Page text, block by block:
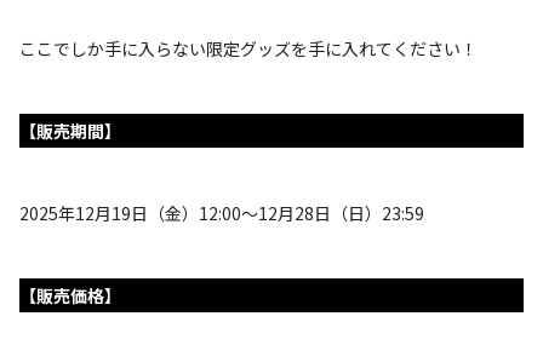
ここでしか手に入らない限定グッズを手に入れてください！
【販売期間】
2025年12月19日（金）12:00～12月28日（日）23:59
【販売価格】